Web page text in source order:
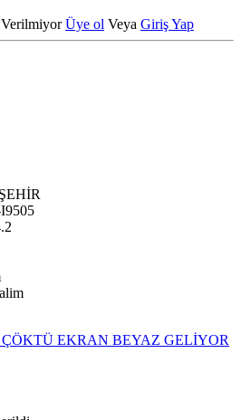
Üye ol Veya Giriş Yap
EKRAN BEYAZ GELİYOR